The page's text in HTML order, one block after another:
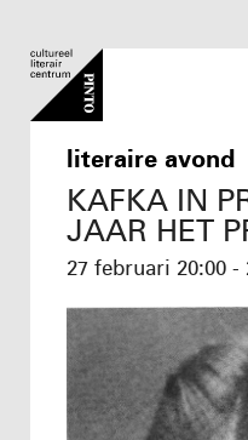
literaire avond
KAFKA IN
JAAR HET
27 februari 20:00 -